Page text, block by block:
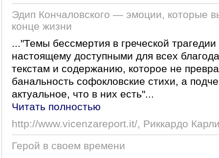
Эдип Кончаловского — эмоции, которые
конце жизни
..."Темы бессмертия в греческой
настоящему доступными для всех
текстам и содержанию, которое не
банальность софокловские стихи, а
актуальное, что в них есть"...
Читать полностью
http://www.vicenzareport.it/, Риккардо
Герой в своем времени